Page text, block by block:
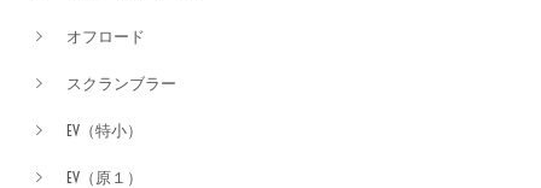
オフロード
スクランブラー
EV（特小）
EV（原１）